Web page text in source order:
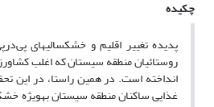
چکیده
پدیده‏ تغییر اقلیم و خشکسالی‏های
روستائیان منطقه سیستان که اغلب
انداخته است. در همین راستا، در این
غذایی ساکنان منطقه سیستان به‏ویژه